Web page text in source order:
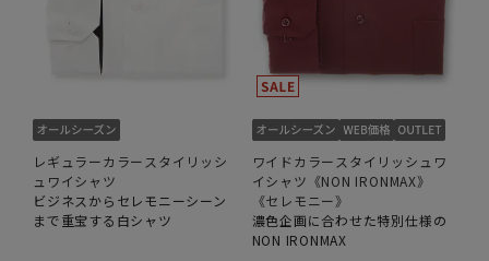
レギュラーカラースタイリッシ
ュワイシャツ
ビジネスからセレモニーシーン
まで重宝する白シャツ
ワイドカラースタイリッシュワ
イシャツ《NON IRONMAX》
《セレモニー》
濃色企画に合わせた特別仕様の
NON IRONMAX